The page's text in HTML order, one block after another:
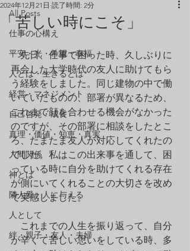
All Posts
仕事の心構え
平安・光・希望・幸福
人とは・生きるとは
経営・マネジメント
自己啓発・成長
真理・価値・知恵・真実
人間関係
神とは
隣人愛・人に与える
人として
絆・親子・友人・夫婦
「苦しい時にこそ」
2024年12月21日 読了時間: 2分
先日、仕事で困った時、久しぶりに
再会した大学時代の友人に助けてもら
う経験をしました。同じ建物の中で働
いていたものの、部署が異なるため、
これまで顔を合わせる機会がなかった
のですが、その部署に相談をしたとこ
ろ、たまたま友人が対応してくれたの
でした。私はこの出来事を通して、困
っている時に自分を助けてくれる存在
が側にいてくれることの大切さを改め
て実感しました。
これまでの人生を振り返って、自分
が辛くて苦しい思いをしている時、多